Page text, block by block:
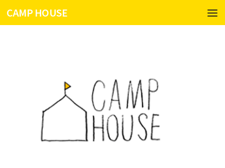
コンテンツへスキップ
CAMP HOUSE